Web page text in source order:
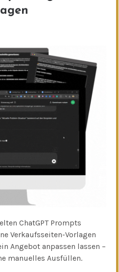
ChatGPT Prompts
Verkaufsseiten-Vorlagen
Angebot anpassen lassen –
manuelles Ausfüllen.